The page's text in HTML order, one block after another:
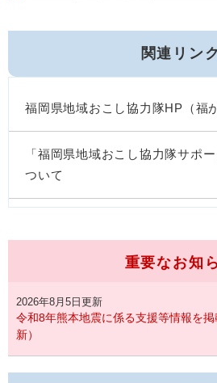
関連リンク
福岡県地域おこし協力隊HP（福
「福岡県地域おこし協力隊サポ
ついて
重要なお知
2026年8月5日更新
令和8年熊本地震に係る支援等情報を
新）